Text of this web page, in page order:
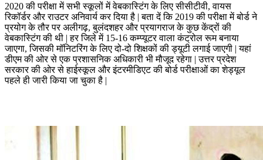
2020 की परीक्षा में सभी स्कूलों में वेबकास्टिंग के लिए सीसीटीवी, वायस
रिकॉर्डर और राउटर अनिवार्य कर दिया है | बता दें कि 2019 की परीक्षा में बोर्ड ने
प्रयोग के तौर पर अलीगढ़, बुलंदशहर और प्रयागराज के कुछ केंद्रों की
वेबकास्टिंग की थी | हर जिले में 15-16 कम्प्यूटर वाला कंट्रोल रूम बनाया
जाएगा, जिसकी मॉनिटरिंग के लिए दो-दो शिक्षकों की ड्यूटी लगाई जाएगी | यहां
डीएम की ओर से एक प्रशासनिक अधिकारी भी मौजूद रहेगा | उत्तर प्रदेश
सरकार की ओर से हाईस्कूल और इंटरमीडिएट की बोर्ड परीक्षाओं का शेड्यूल
पहले ही जारी किया जा चुका है |